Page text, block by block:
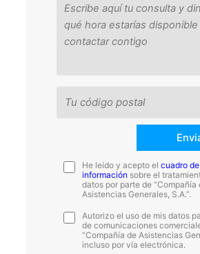
He leído y acepto elcuadro de
información sobre el
datos por parte de “Compañía
Asistencias Generales, S.A.”.
Autorizo el uso de mis datos
de comunicaciones
“Compañía de Asistencias
incluso por vía electrónica.